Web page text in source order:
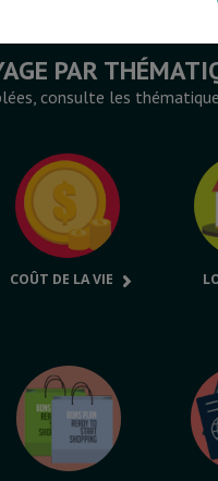
PAR
consulte les
COÛT DE LA VIE